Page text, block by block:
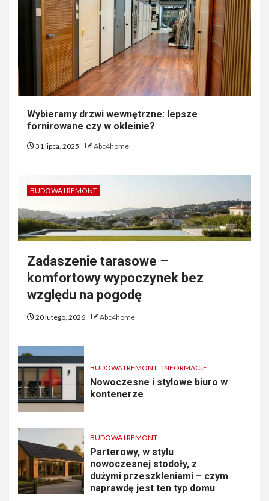
Wybieramy drzwi wewnętrzne: lepsze
fornirowane czy w okleinie?
31 lipca, 2025 Abc4home
BUDOWA I REMONT
Zadaszenie tarasowe –
komfortowy wypoczynek bez
względu na pogodę
20 lutego, 2026 Abc4home
BUDOWA I REMONT INFORMACJE
Nowoczesne i stylowe biuro w
kontenerze
BUDOWA I REMONT
Parterowy, w stylu
nowoczesnej stodoły, z
dużymi przeszkleniami – czym
naprawdę jest ten typ domu